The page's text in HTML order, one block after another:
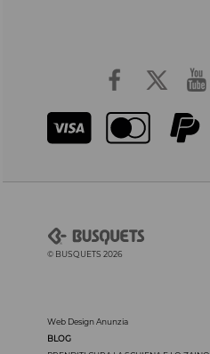
© BUSQUETS 2026
Web Design Anunzia
BLOG